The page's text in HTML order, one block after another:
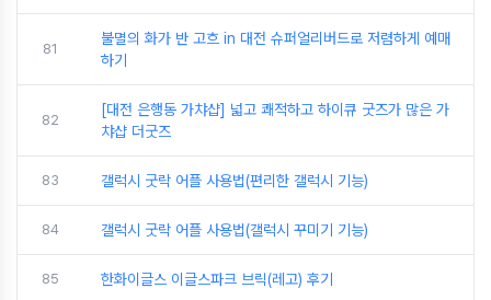
81
불멸의 화가 반 고흐 in 대전 슈퍼얼리버드로 저렴하게 예매
하기
82
[대전 은행동 가챠샵] 넓고 쾌적하고 하이큐 굿즈가 많은 가
챠샵 더굿즈
83 갤럭시 굿락 어플 사용법(편리한 갤럭시 기능)
84 갤럭시 굿락 어플 사용법(갤럭시 꾸미기 기능)
85 한화이글스 이글스파크 브릭(레고) 후기